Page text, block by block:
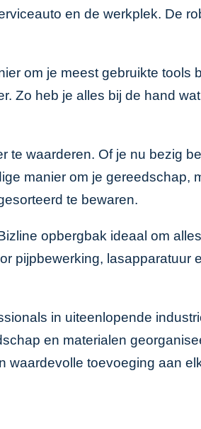
en de werkplek. De
om je meest gebruikte tools
Zo heb je alles bij de hand
waarderen. Of je nu bezig
manier om je gereedschap,
te bewaren.
opbergbak ideaal om
pijpbewerking, lasapparatuur
in uiteenlopende
en materialen
toevoeging aan